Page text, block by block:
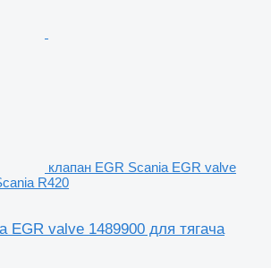
клапан EGR Scania EGR valve
R420
EGR valve 1489900 для тягача